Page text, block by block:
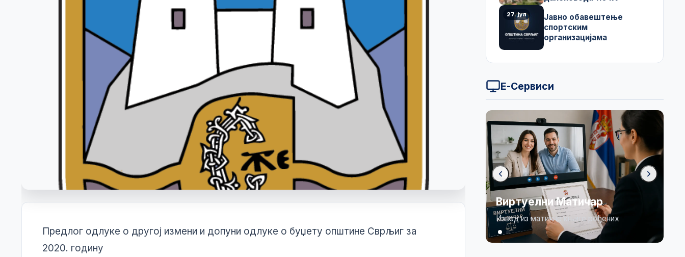
Предлог одлуке о другој измени и допуни одлуке о буџету општине Сврљиг за
2020. годину
27. јул
Јавно обавештење
спортским
организацијама
Е-Сервиси
Бирачки списак Виртуелни Матичар Бирачки списак
Огласна табла